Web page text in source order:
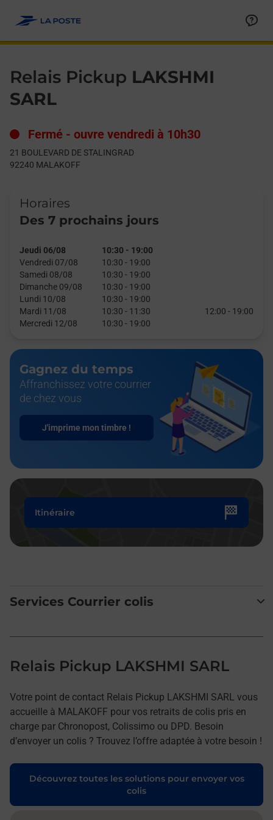
Relais Pickup LAKSHMI
SARL
Fermé - ouvre vendredi à 10h30
21 BOULEVARD DE STALINGRAD
92240 MALAKOFF
Horaires
Des 7 prochains jours
Jeudi 06/08 10:30 - 19:00
Vendredi 07/08
10:30 - 19:00
Samedi 08/08
10:30 - 19:00
Dimanche 09/08
10:30 - 19:00
Lundi 10/08
10:30 - 19:00
Mardi 11/08
10:30 - 11:30 12:00 - 19:00
Mercredi 12/08
10:30 - 19:00
Gagnez du temps
Affranchissez votre courrier
de chez vous
J'imprime mon timbre !
Itinéraire
Services Courrier colis
Relais Pickup LAKSHMI SARL
Votre point de contact Relais Pickup LAKSHMI SARL vous
accueille à MALAKOFF pour vos retraits de colis pris en
charge par Chronopost, Colissimo ou DPD. Besoin
d’envoyer un colis ? Trouvez l’offre adaptée à votre besoin !
Découvrez toutes les solutions pour envoyer vos
colis